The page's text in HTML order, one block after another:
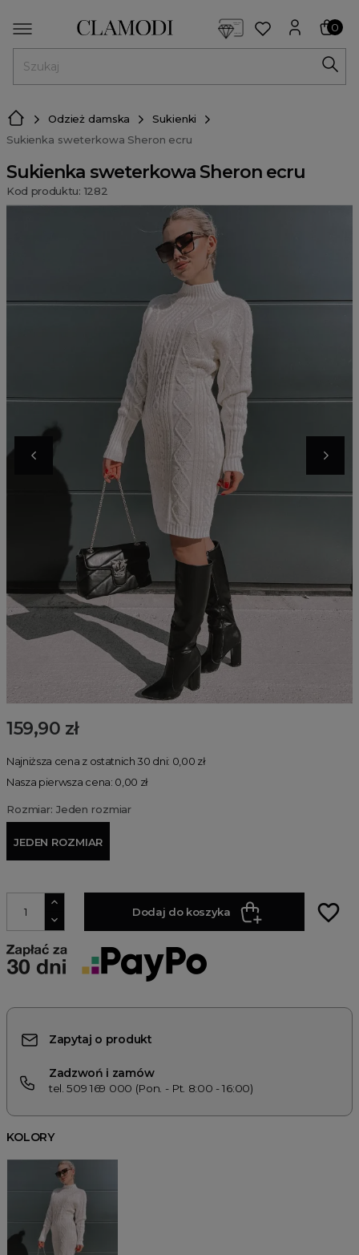
0
Odzież damska
Sukienki
Sukienka sweterkowa Sheron ecru
Sukienka sweterkowa Sheron ecru
Kod produktu: 1282
159,90 zł
Najniższa cena z ostatnich 30 dni: 0,00 zł
Nasza pierwsza cena: 0,00 zł
Rozmiar: Jeden rozmiar
JEDEN ROZMIAR
Dodaj do koszyka favorite_border
Zapytaj o produkt
Zadzwoń i zamów
tel. 509 169 000 (Pon. - Pt. 8:00 - 16:00)
KOLORY